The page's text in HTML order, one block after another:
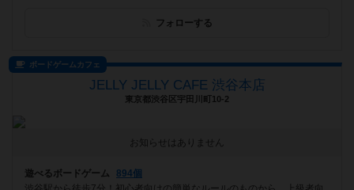
フォローする
ボードゲームカフェ
JELLY JELLY CAFE 渋谷本店
東京都渋谷区宇田川町10-2
お知らせはありません
遊べるボードゲーム
894個